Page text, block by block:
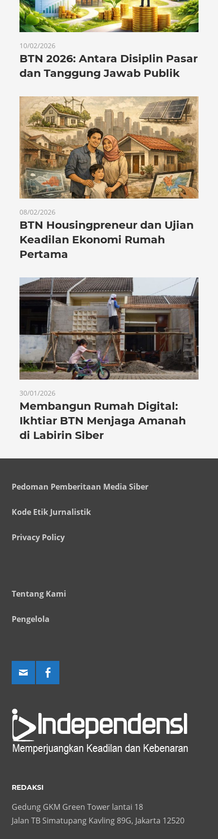
10/02/2026
BTN 2026: Antara Disiplin Pasar
dan Tanggung Jawab Publik
08/02/2026
BTN Housingpreneur dan Ujian
Keadilan Ekonomi Rumah
Pertama
30/01/2026
Membangun Rumah Digital:
Ikhtiar BTN Menjaga Amanah
di Labirin Siber
Pedoman Pemberitaan Media Siber
Kode Etik Jurnalistik
Privacy Policy
Tentang Kami
Pengelola
REDAKSI
Gedung GKM Green Tower lantai 18
Jalan TB Simatupang Kavling 89G, Jakarta 12520